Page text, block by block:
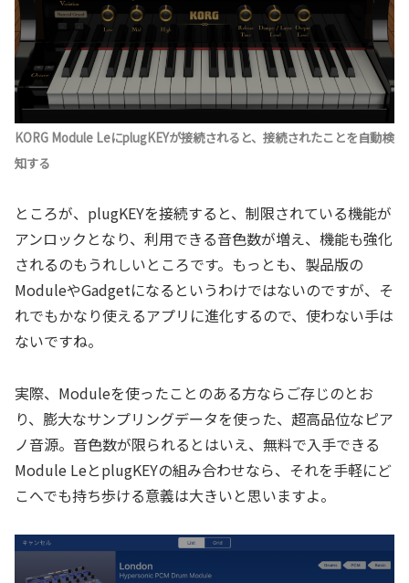
KORG Module LeにplugKEYが接続されると、接続されたことを自動検
知する
ところが、plugKEYを接続すると、制限されている機能が
アンロックとなり、利用できる音色数が増え、機能も強化
されるのもうれしいところです。もっとも、製品版の
ModuleやGadgetになるというわけではないのですが、そ
れでもかなり使えるアプリに進化するので、使わない手は
ないですね。
実際、Moduleを使ったことのある方ならご存じのとお
り、膨大なサンプリングデータを使った、超高品位なピア
ノ音源。音色数が限られるとはいえ、無料で入手できる
Module LeとplugKEYの組み合わせなら、それを手軽にど
こへでも持ち歩ける意義は大きいと思いますよ。